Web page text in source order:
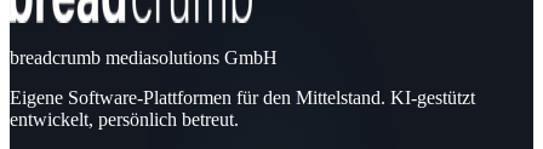
breadcrumb mediasolutions GmbH
Eigene Software-Plattformen für den Mittelstand. KI-gestützt
entwickelt, persönlich betreut.